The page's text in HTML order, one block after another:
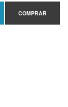
COMPRAR